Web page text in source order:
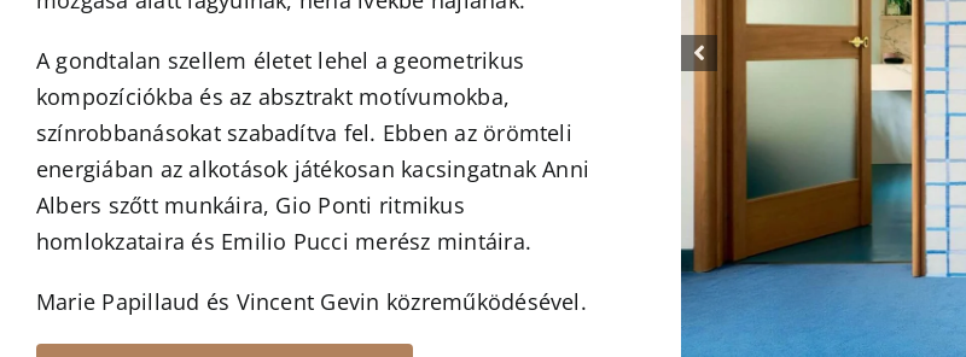
A gondtalan szellem életet lehel a geometrikus
kompozíciókba és az absztrakt motívumokba,
színrobbanásokat szabadítva fel. Ebben az örömteli
energiában az alkotások játékosan kacsingatnak Anni
Albers szőtt munkáira, Gio Ponti ritmikus
homlokzataira és Emilio Pucci merész mintáira.
Marie Papillaud és Vincent Gevin közreműködésével.